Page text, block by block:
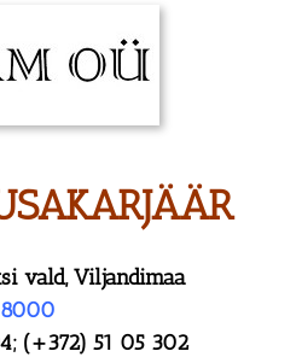
vald, Viljandimaa
(+372) 51 05 302